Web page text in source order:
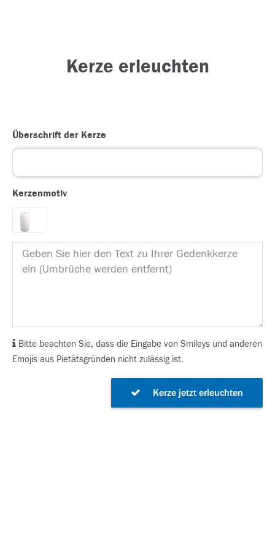
Kerze erleuchten
Überschrift der Kerze
Kerzenmotiv
Bitte beachten Sie, dass die Eingabe von Smileys und anderen
Emojis aus Pietätsgründen nicht zulässig ist.
Kerze jetzt erleuchten